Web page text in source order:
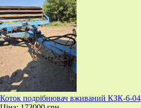
Коток подрібнювач вживаний КЗК-6-04